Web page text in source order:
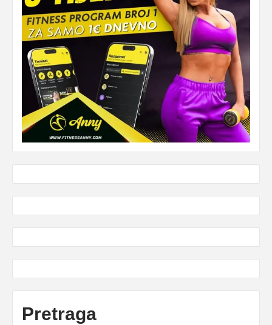
Pretraga